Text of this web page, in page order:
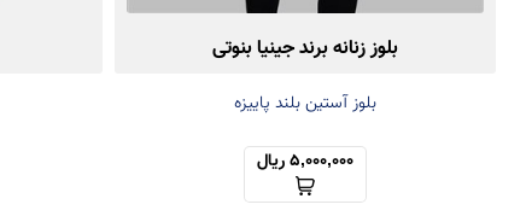
بلوز زنانه برند جینیا بنوتی
بلوز آستین بلند پاییزه
5,000,000 ریال